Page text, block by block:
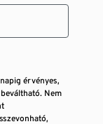
érvényes,
Nem